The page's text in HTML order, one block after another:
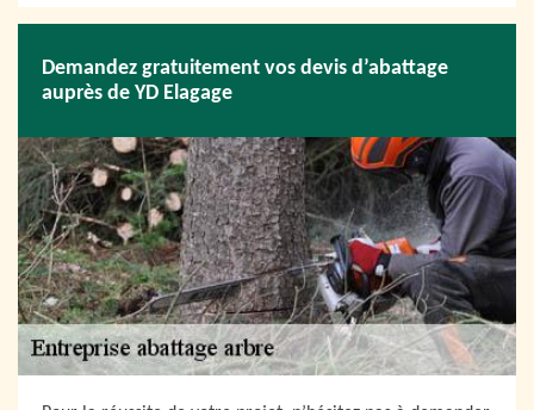
Demandez gratuitement vos devis d’abattage
auprès de YD Elagage